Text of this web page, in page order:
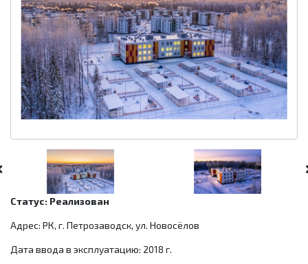
Статус: Реализован
Адрес: РК, г. Петрозаводск, ул. Новосёлов
Дата ввода в эксплуатацию: 2018 г.